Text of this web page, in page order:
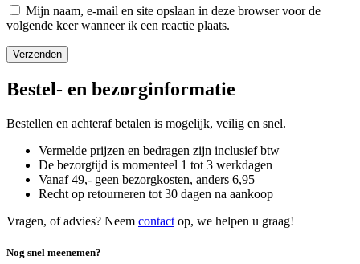
Mijn naam, e-mail en site opslaan in deze browser voor de
volgende keer wanneer ik een reactie plaats.
Bestel- en bezorginformatie
Bestellen en achteraf betalen is mogelijk, veilig en snel.
Vermelde prijzen en bedragen zijn inclusief btw
De bezorgtijd is momenteel 1 tot 3 werkdagen
Vanaf 49,- geen bezorgkosten, anders 6,95
Recht op retourneren tot 30 dagen na aankoop
Vragen, of advies? Neem contact op, we helpen u graag!
Nog snel meenemen?